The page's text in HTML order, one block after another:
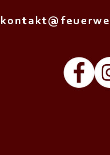
k o n t a k t @ f e u e r w